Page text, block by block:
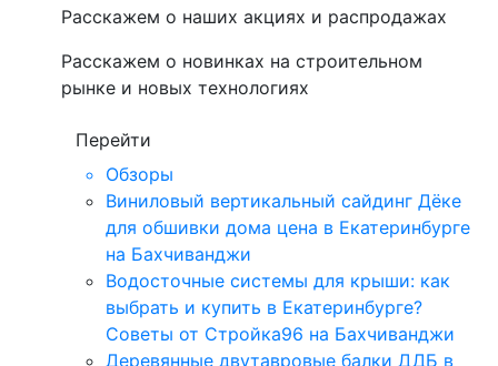
Расскажем о наших акциях и распродажах
Расскажем о новинках на строительном
рынке и новых технологиях
Перейти
Обзоры
Виниловый вертикальный сайдинг Дёке
для обшивки дома цена в Екатеринбурге
на Бахчиванджи
Водосточные системы для крыши: как
выбрать и купить в Екатеринбурге?
Советы от Стройка96 на Бахчиванджи
Деревянные двутавровые балки ДДБ в